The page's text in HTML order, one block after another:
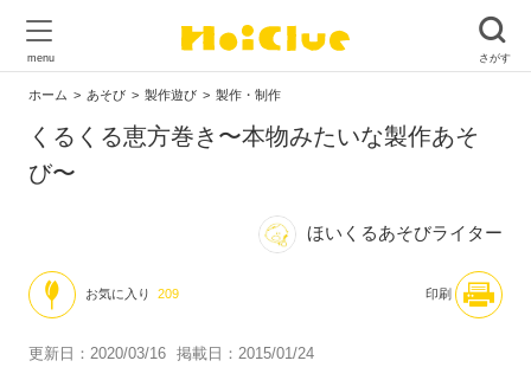
ホーム あそび 製作遊び 製作・制作
くるくる恵方巻き〜本物みたいな製作あそ
び〜
ほいくるあそびライター
お気に入り 209 印刷
更新日：2020/03/16 掲載日：2015/01/24